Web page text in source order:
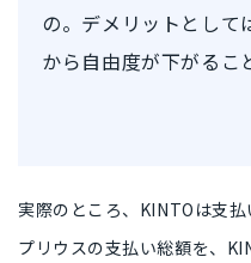
の。デメリットとして
から自由度が下がるこ
実際のところ、KINTOは支払
プリウスの支払い総額を、